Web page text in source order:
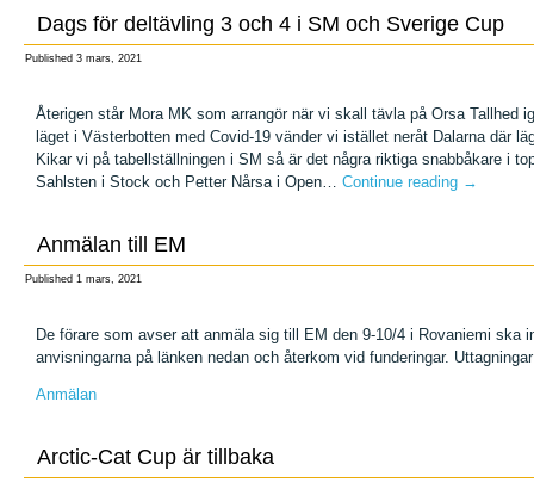
Dags för deltävling 3 och 4 i SM och Sverige Cup
Published 3 mars, 2021
Återigen står Mora MK som arrangör när vi skall tävla på Orsa
läget i Västerbotten med Covid-19 vänder vi istället neråt Dalarna där
Kikar vi på tabellställningen i SM så är det några riktiga snabbåkare i
Sahlsten i Stock och Petter Nårsa i Open… Continue reading →
Anmälan till EM
Published 1 mars, 2021
De förare som avser att anmäla sig till EM den 9-10/4 i Rovaniemi
anvisningarna på länken nedan och återkom vid funderingar.
Anmälan
Arctic-Cat Cup är tillbaka